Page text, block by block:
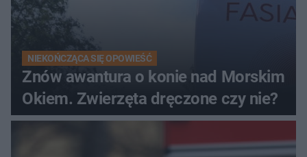
NIEKOŃCZĄCA SIĘ OPOWIEŚĆ
Znów awantura o konie nad Morskim
Okiem. Zwierzęta dręczone czy nie?